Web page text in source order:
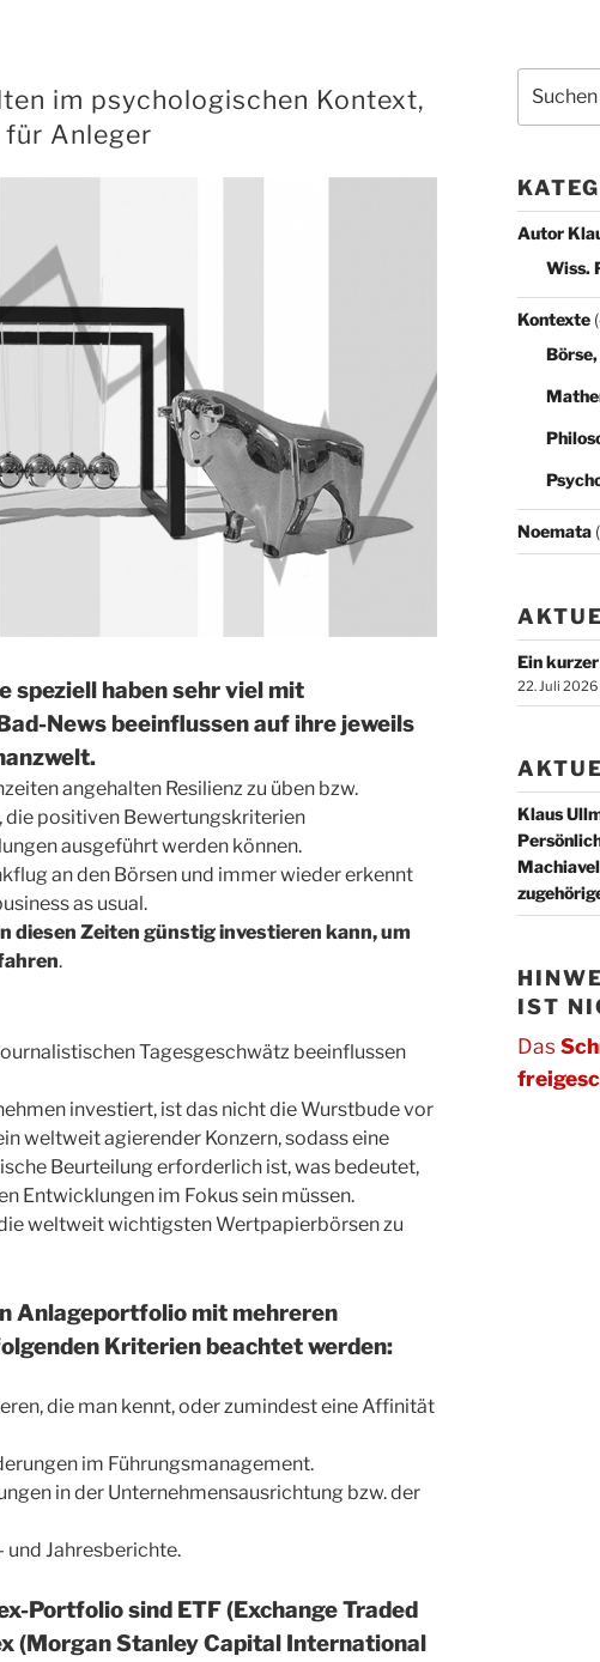
im psychologischen Kontext,
Anleger
speziell haben sehr viel mit
News beeinflussen auf ihre jeweils
angehalten Resilienz zu üben bzw.
die positiven Bewertungskriterien
ausgeführt werden können.
an den Börsen und immer wieder erkennt
as usu­al.
diesen Zeiten günstig investieren kann, um
.
Tagesgeschwätz beeinflussen
investiert, ist das nicht die Wurstbude vor
weltweit agierender Konzern, sodass eine
Beurteilung erforderlich ist, was bedeutet,
Entwicklungen im Fokus sein müssen.
weltweit wichtigsten Wertpapierbörsen zu
Anlageportfolio mit mehreren
Kriterien beachtet werden:
die man kennt, oder zumindest eine Affinität
im Führungsmanagement.
in der Unternehmensausrichtung bzw. der
und Jahresberichte.
Portfolio sind ETF (Exchange Traded
(Morgan Stanley Capital International
nach:
Autor
Wiss.
Kontexte
Noemata
Ein
22. Juli 2026
Klaus
IST
Das